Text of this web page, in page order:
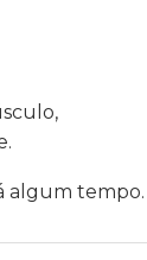
algum tempo.